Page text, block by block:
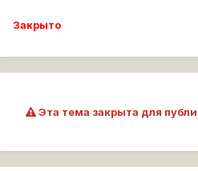
Закрыто
Эта тема закрыта для